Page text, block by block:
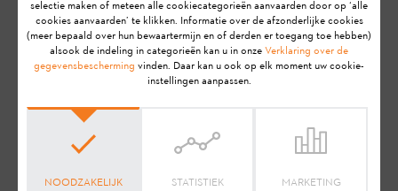
STIHL AR L accu?
LAADBEHEER
Gebruik
Aanwijzing:Voordat je jouw STIHL product gebruiksklaar
maakt, in gebruik neemt, reinigt, transporteert, opslaat,
onderhoudt, repareert, problemen oplost of afvoert, dien je de
gebruiksaanwijzing
zorgvuldig door te lezen. De
gebruiksaanwijzing bevat veiligheidsinstructies en ondersteunt
selectie maken of meteen alle cookiecategorieën aanvaarden door op ‘alle
cookies aanvaarden’ te klikken. Informatie over de afzonderlijke cookies
(meer bepaald over hun bewaartermijn en of derden er toegang toe hebben)
alsook de indeling in categorieën kan u in onzeVerklaring over de
gegevensbescherming vinden. Daar kan u ook op elk moment uw cookie-
instellingen aanpassen.
NOODZAKELIJK STATISTIEK MARKETING